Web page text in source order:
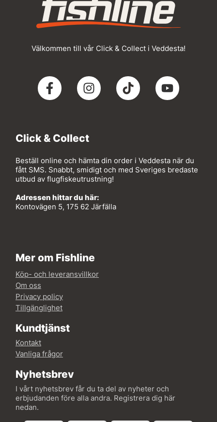
Välkommen till vår Click & Collect i Veddesta!
Click & Collect
Beställ online och hämta din order i Veddesta när du
fått SMS. Snabbt, smidigt och med Sveriges bredaste
utbud av flugfiskeutrustning!
Adressen hittar du här:
Kontovägen 5, 175 62 Järfälla
Mer om Fishline
Köp- och leveransvillkor
Om oss
Privacy policy
Tillgänglighet
Kundtjänst
Kontakt
Vanliga frågor
Nyhetsbrev
I vårt nyhetsbrev får du ta del av nyheter och
erbjudanden före alla andra. Registrera dig här
nedan.